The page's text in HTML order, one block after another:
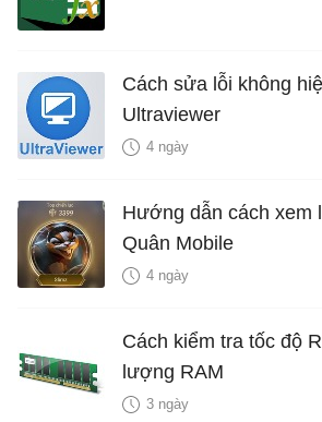
Cách sửa lỗi không
Ultraviewer
4 ngày
Hướng dẫn cách xem
Quân Mobile
4 ngày
Cách kiểm tra tốc độ
lượng RAM
3 ngày